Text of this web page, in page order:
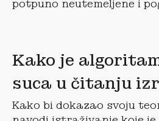
potpuno neutemeljene i
Kako je
suca u čitanju
Kako bi dokazao svoju